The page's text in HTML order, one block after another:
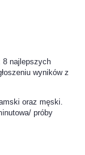
8 najlepszych
wyników z
oraz męski.
próby